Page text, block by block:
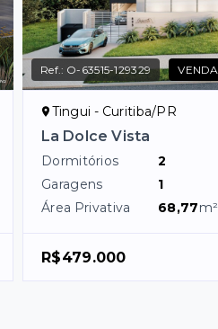
Ref.: O-63515-129329 VENDA
Tingui - Curitiba/PR
La Dolce Vista
Dormitórios
2
Garagens
1
Área Privativa
68,77m²
R$479.000